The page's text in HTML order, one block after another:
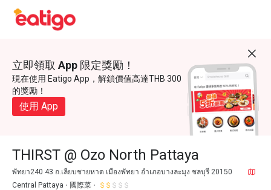
立即領取 App 限定獎勵！
現在使用 Eatigo App，解鎖價值高達THB 300
的獎勵！
使用 App
THIRST @ Ozo North Pattaya
พัทยา240 43 ถ.เลียบชายหาด เมืองพัทยา อำเภอบางละมุง ชลบุรี 20150
Central Pattaya
國際菜